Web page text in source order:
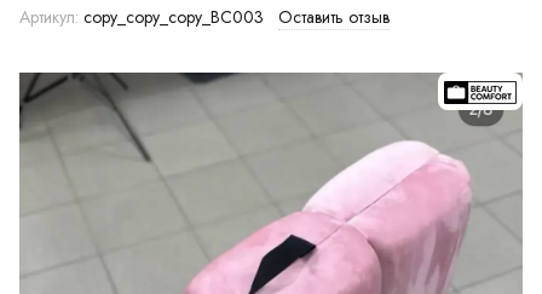
Артикул: copy_copy_copy_BC003 Оставить отзыв